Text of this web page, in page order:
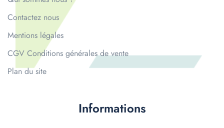
Contactez nous
Mentions légales
CGV Conditions générales de vente
Plan du site
Informations